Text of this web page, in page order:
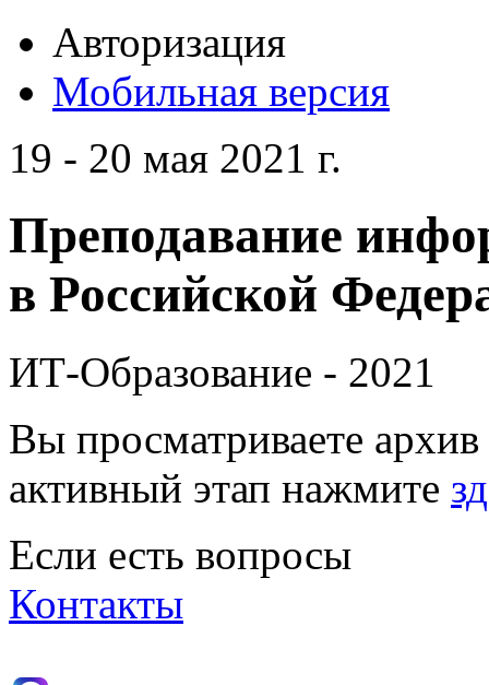
Авторизация
Мобильная версия
19 - 20 мая 2021 г.
Преподавание
в Российской
ИТ-Образование - 2021
Вы просматриваете
активный этап нажмите
Если есть вопросы
Контакты